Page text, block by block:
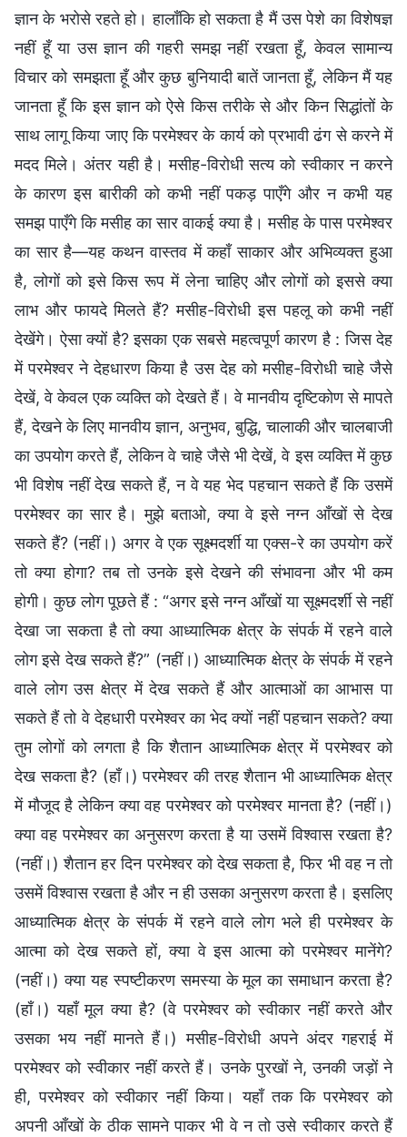
ज्ञान के भरोसे रहते हो। हालाँकि हो सकता है मैं उस पेशे का विशेषज्ञ
नहीं हूँ या उस ज्ञान की गहरी समझ नहीं रखता हूँ, केवल सामान्य
विचार को समझता हूँ और कुछ बुनियादी बातें जानता हूँ, लेकिन मैं यह
जानता हूँ कि इस ज्ञान को ऐसे किस तरीके से और किन सिद्धांतों के
साथ लागू किया जाए कि परमेश्वर के कार्य को प्रभावी ढंग से करने में
मदद मिले। अंतर यही है। मसीह-विरोधी सत्य को स्वीकार न करने
के कारण इस बारीकी को कभी नहीं पकड़ पाएँगे और न कभी यह
समझ पाएँगे कि मसीह का सार वाकई क्या है। मसीह के पास परमेश्वर
का सार है—यह कथन वास्तव में कहाँ साकार और अभिव्यक्त हुआ
है, लोगों को इसे किस रूप में लेना चाहिए और लोगों को इससे क्या
लाभ और फायदे मिलते हैं? मसीह-विरोधी इस पहलू को कभी नहीं
देखेंगे। ऐसा क्यों है? इसका एक सबसे महत्वपूर्ण कारण है : जिस देह
में परमेश्वर ने देहधारण किया है उस देह को मसीह-विरोधी चाहे जैसे
देखें, वे केवल एक व्यक्ति को देखते हैं। वे मानवीय दृष्टिकोण से मापते
हैं, देखने के लिए मानवीय ज्ञान, अनुभव, बुद्धि, चालाकी और चालबाजी
का उपयोग करते हैं, लेकिन वे चाहे जैसे भी देखें, वे इस व्यक्ति में कुछ
भी विशेष नहीं देख सकते हैं, न वे यह भेद पहचान सकते हैं कि उसमें
परमेश्वर का सार है। मुझे बताओ, क्या वे इसे नग्न आँखों से देख
सकते हैं? (नहीं।) अगर वे एक सूक्ष्मदर्शी या एक्स-रे का उपयोग करें
तो क्या होगा? तब तो उनके इसे देखने की संभावना और भी कम
होगी। कुछ लोग पूछते हैं : “अगर इसे नग्न आँखों या सूक्ष्मदर्शी से नहीं
देखा जा सकता है तो क्या आध्यात्मिक क्षेत्र के संपर्क में रहने वाले
लोग इसे देख सकते हैं?” (नहीं।) आध्यात्मिक क्षेत्र के संपर्क में रहने
वाले लोग उस क्षेत्र में देख सकते हैं और आत्माओं का आभास पा
सकते हैं तो वे देहधारी परमेश्वर का भेद क्यों नहीं पहचान सकते? क्या
तुम लोगों को लगता है कि शैतान आध्यात्मिक क्षेत्र में परमेश्वर को
देख सकता है? (हाँ।) परमेश्वर की तरह शैतान भी आध्यात्मिक क्षेत्र
में मौजूद है लेकिन क्या वह परमेश्वर को परमेश्वर मानता है? (नहीं।)
क्या वह परमेश्वर का अनुसरण करता है या उसमें विश्वास रखता है?
(नहीं।) शैतान हर दिन परमेश्वर को देख सकता है, फिर भी वह न तो
उसमें विश्वास रखता है और न ही उसका अनुसरण करता है। इसलिए
आध्यात्मिक क्षेत्र के संपर्क में रहने वाले लोग भले ही परमेश्वर के
आत्मा को देख सकते हों, क्या वे इस आत्मा को परमेश्वर मानेंगे?
(नहीं।) क्या यह स्पष्टीकरण समस्या के मूल का समाधान करता है?
(हाँ।) यहाँ मूल क्या है? (वे परमेश्वर को स्वीकार नहीं करते और
उसका भय नहीं मानते हैं।) मसीह-विरोधी अपने अंदर गहराई में
परमेश्वर को स्वीकार नहीं करते हैं। उनके पुरखों ने, उनकी जड़ों ने
ही, परमेश्वर को स्वीकार नहीं किया। यहाँ तक कि परमेश्वर को
अपनी आँखों के ठीक सामने पाकर भी वे न तो उसे स्वीकार करते हैं